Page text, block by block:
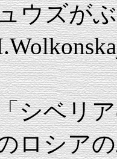
ウズが
ベリア
ロシア